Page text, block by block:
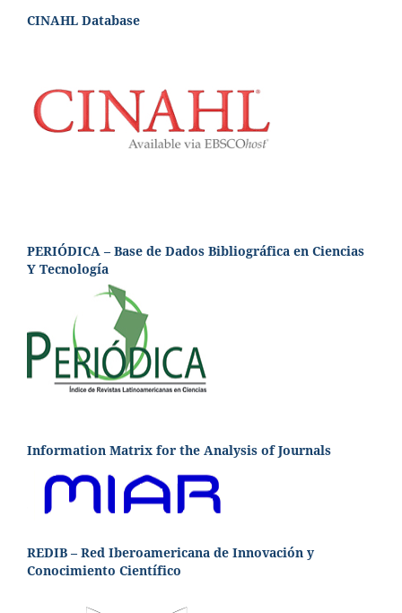
CINAHL Database
PERIÓDICA – Base de Dados Bibliográfica en Ciencias
Y Tecnología
Information Matrix for the Analysis of Journals
REDIB – Red Iberoamericana de Innovación y
Conocimiento Científico